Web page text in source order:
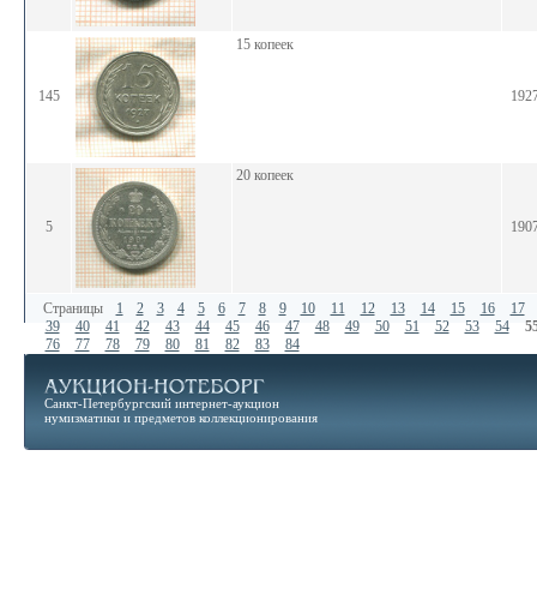
145
15 копеек
5
20 копеек
Страницы 1 2 3 4 5 6 7 8 9 10 11 12 13 14 15 16
17
39
40 41 42 43 44 45 46 47 48 49 50 51 52 53 54
76
77 78 79 80 81 82 83 84
Санкт-Петербургский интернет-аукцион
нумизматики и предметов коллекционирования